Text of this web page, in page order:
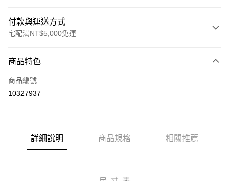
付款與運送方式
宅配滿NT$5,000免運
信用卡一次付款
LINE Pay
運送方式
商品特色
商品編號
10327937
詳細說明 商品規格 相關推薦